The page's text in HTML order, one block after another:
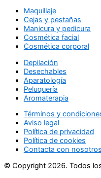
Maquillaje
Cejas y pestañas
Manicura y pedicura
Cosmética facial
Cosmética corporal
Depilación
Desechables
Aparatología
Peluquería
Aromaterapia
Términos y
Aviso legal
Política de privacidad
Política de cookies
Contacta con nosotros
© Copyright 2026. Todos